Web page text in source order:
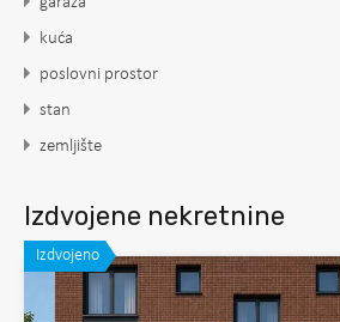
kuća
poslovni prostor
stan
zemljište
Izdvojene nekretnine
Izdvojeno